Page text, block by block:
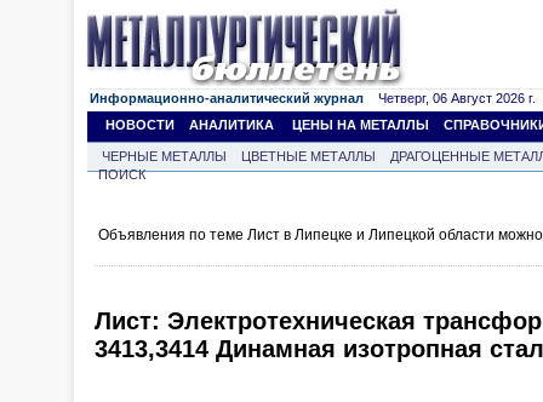
Информационно-аналитический журнал Четверг, 06 Август 2026 г.
НОВОСТИ
АНАЛИТИКА ЦЕНЫ НА МЕТАЛЛЫ
ЧЕРНЫЕ МЕТАЛЛЫ ЦВЕТНЫЕ МЕТАЛЛЫ
ДРАГОЦЕННЫЕ
ПОИСК
Объявления по теме Лист в Липецке и Липецкой области
Лист: Электротехническая
3413,3414 Динамная изотропная